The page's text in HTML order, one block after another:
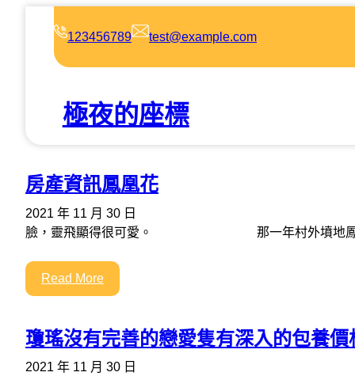
123456789 test@example.com
極夜的座標
房產資訊鳳凰花
2021 年 11 月 30 日
臉，靈飛顯得很可愛。 那一年村外墳地鳳凰
Read More
瓊瑤沒有完善的戀愛隻有深入的包養價
2021 年 11 月 30 日